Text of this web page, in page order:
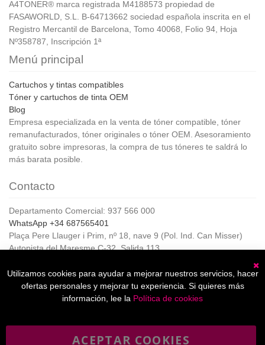
A4TONER® marca registrada M4188573 propiedad de
FASAWORLD, S.L. B-64713662 sociedad española inscrita en el
Registro Mercantil de Barcelona, Tomo 40068, Folio 94, Hoja
Nº358787, Inscripción 1ª
Menú principal
Cartuchos y tintas compatibles
Tóner y cartuchos de tinta OEM
Blog
Empresa especializada en la venta de tóner compatible, tóner
remanufacturados, tóner originales o tóner OEM. Asesoramiento
gratuito sobre impresoras, la compra de tus tóneres te saldrá lo
más barata posible.
Contacto
Departamento Comercial: 937 566 000
WhatsApp +34 687565401
Plaça Pere Llauger i Prim, nº 18, nave 9 (Pol. Ind. Can Misser)
Autopista del Maresme C-32, Salida 113
Horario de Atención al cliente:
De lunes a jueves de 8:00 a 17:00,
Viernes de 8:00 a 15:00
Utilizamos cookies para ayudar a mejorar nuestros servicios, hacer
ofertas personales y mejorar tu experiencia. Si quieres más
información, lee la Política de cookies
ACEPTAR COOKIES